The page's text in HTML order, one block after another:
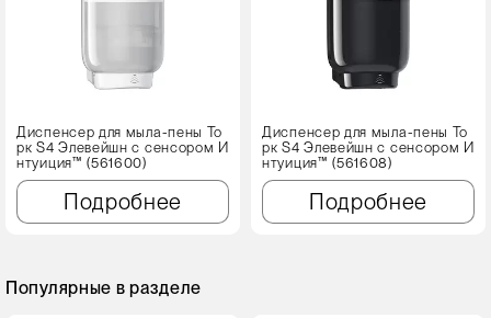
Диспенсер для мыла-пены То
рк S4 Элевейшн с сенсором И
нтуиция™ (561600)
Подробнее
Диспенсер для мыла-пены То
рк S4 Элевейшн с сенсором И
нтуиция™ (561608)
Подробнее
Популярные в разделе